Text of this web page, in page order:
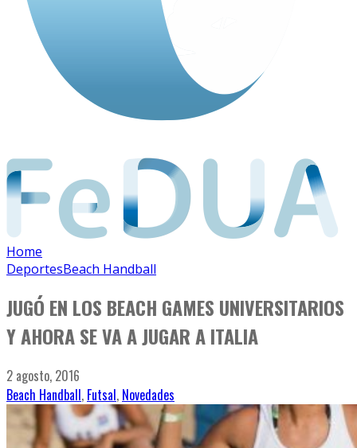
Home
DeportesBeach Handball
JUGÓ EN LOS BEACH GAMES UNIVERSITARIOS
Y AHORA SE VA A JUGAR A ITALIA
2 agosto, 2016
Beach Handball, Futsal, Novedades